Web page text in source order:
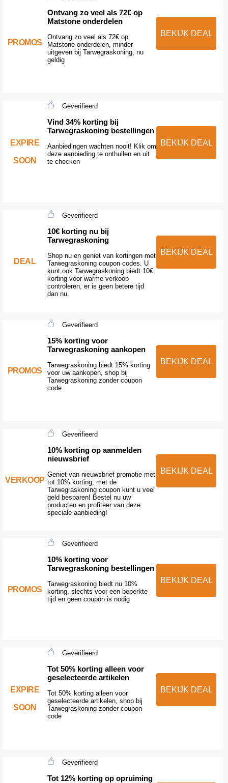
PROMOS
Ontvang zo veel als 72€ op
Matstone onderdelen
Ontvang zo veel als 72€ op
Matstone onderdelen, minder
uitgeven bij Tarwegraskoning, nu
geldig
BEKIJK DEAL
EXPIRE
SOON
Geverifieerd
Vind 34% korting bij
Tarwegraskoning bestellingen
Aanbiedingen wachten nooit! Klik om
deze aanbieding te onthullen en uit
te checken
BEKIJK DEAL
DEAL
Geverifieerd
10€ korting nu bij
Tarwegraskoning
Shop nu en geniet van kortingen met
Tarwegraskoning coupon codes. U
kunt ook Tarwegraskoning biedt 10€
korting voor warme verkoop
controleren, er is geen betere tijd
dan nu.
BEKIJK DEAL
PROMOS
Geverifieerd
15% korting voor
Tarwegraskoning aankopen
Tarwegraskoning biedt 15% korting
voor uw aankopen, shop bij
Tarwegraskoning zonder coupon
code
BEKIJK DEAL
VERKOOP
Geverifieerd
10% korting op aanmelden
nieuwsbrief
Geniet van nieuwsbrief promotie met
tot 10% korting, met de
Tarwegraskoning coupon kunt u veel
geld besparen! Bestel nu uw
producten en profiteer van deze
speciale aanbieding!
BEKIJK DEAL
PROMOS
Geverifieerd
10% korting voor
Tarwegraskoning bestellingen
Tarwegraskoning biedt nu 10%
korting, slechts voor een beperkte
tijd en geen coupon is nodig
BEKIJK DEAL
EXPIRE
SOON
Geverifieerd
Tot 50% korting alleen voor
geselecteerde artikelen
Tot 50% korting alleen voor
geselecteerde artikelen, shop bij
Tarwegraskoning zonder coupon
code
BEKIJK DEAL
Geverifieerd
Tot 12% korting op opruiming